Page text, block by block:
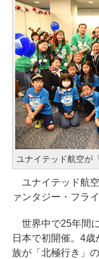
ユナイテッド航空が
ユナイテッド航
ァンタジー・フラ
世界中で25年間
日本で初開催。4
族が「北極行き」